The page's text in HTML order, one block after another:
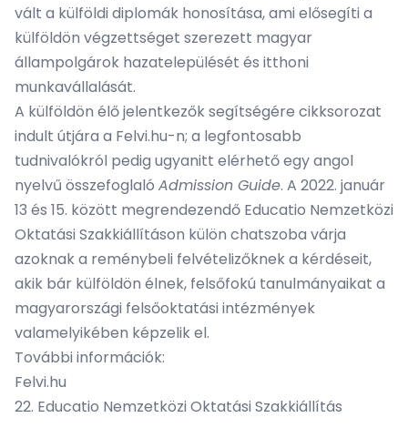
vált a külföldi diplomák honosítása, ami elősegíti a
külföldön végzettséget szerezett magyar
állampolgárok hazatelepülését és itthoni
munkavállalását.
A külföldön élő jelentkezők segítségére cikksorozat
indult útjára a Felvi.hu-n; a legfontosabb
tudnivalókról pedig ugyanitt elérhető egyangol
nyelvű összefoglaló Admission Guide. A 2022. január
13 és 15. között megrendezendő Educatio Nemzetközi
Oktatási Szakkiállításon külön chatszoba várja
azoknak a reménybeli felvételizőknek a kérdéseit,
akik bár külföldön élnek, felsőfokú tanulmányaikat a
magyarországi felsőoktatási intézmények
valamelyikében képzelik el.
További információk:
Felvi.hu
22. Educatio Nemzetközi Oktatási Szakkiállítás